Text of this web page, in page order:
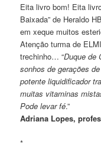
Eita livro bom! Eita
Baixada” de Heraldo
em xeque muitos
Atenção turma de
trechinho… “Duque de
sonhos de gerações
potente liquidificador
muitas vitaminas
Pode levar fé.”
Adriana Lopes,
*